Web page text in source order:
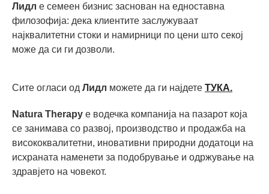
Лидл е семеен бизнис заснован на едноставна
филозофија: дека клиентите заслужуваат
најквалитетни стоки и намирници по цени што секој
може да си ги дозволи.
Сите огласи од Лидл можете да ги најдете ТУКА.
Natura Therapy е водечка компанија на пазарот која
се занимава со развој, производство и продажба на
висококвалитетни, иновативни природни додатоци на
исхраната наменети за подобрување и одржување на
здравјето на човекот.